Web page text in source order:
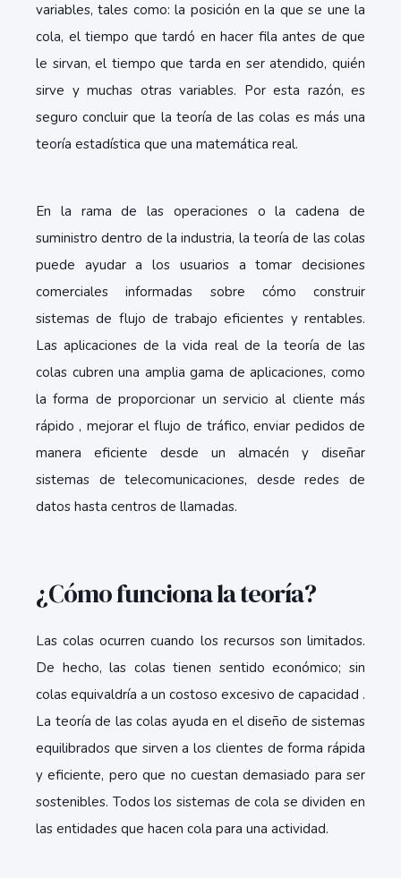
variables, tales como: la posición en la que se une la
cola, el tiempo que tardó en hacer fila antes de que
le sirvan, el tiempo que tarda en ser atendido, quién
sirve y muchas otras variables. Por esta razón, es
seguro concluir que la teoría de las colas es más una
teoría estadística que una matemática real.
En la rama de las operaciones o la cadena de
suministro dentro de la industria, la teoría de las colas
puede ayudar a los usuarios a tomar decisiones
comerciales informadas sobre cómo construir
sistemas de flujo de trabajo eficientes y rentables.
Las aplicaciones de la vida real de la teoría de las
colas cubren una amplia gama de aplicaciones, como
la forma de proporcionar un servicio al cliente más
rápido , mejorar el flujo de tráfico, enviar pedidos de
manera eficiente desde un almacén y diseñar
sistemas de telecomunicaciones, desde redes de
datos hasta centros de llamadas.
¿Cómo funciona la teoría?
Las colas ocurren cuando los recursos son limitados.
De hecho, las colas tienen sentido económico; sin
colas equivaldría a un costoso excesivo de capacidad .
La teoría de las colas ayuda en el diseño de sistemas
equilibrados que sirven a los clientes de forma rápida
y eficiente, pero que no cuestan demasiado para ser
sostenibles. Todos los sistemas de cola se dividen en
las entidades que hacen cola para una actividad.